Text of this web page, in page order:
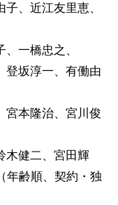
、近江友里恵、
一橋忠之、
坂淳一、有働由
本隆治、宮川俊
木健二、宮田輝
齢順、契約・独